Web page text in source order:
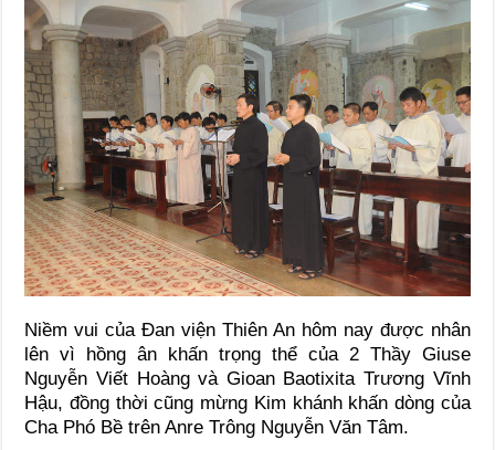
Niềm vui của Đan viện Thiên An hôm nay được nhân
lên vì hồng ân khấn trọng thể của 2 Thầy Giuse
Nguyễn Viết Hoàng và Gioan Baotixita Trương Vĩnh
Hậu, đồng thời cũng mừng Kim khánh khấn dòng của
Cha Phó Bề trên Anre Trông Nguyễn Văn Tâm.